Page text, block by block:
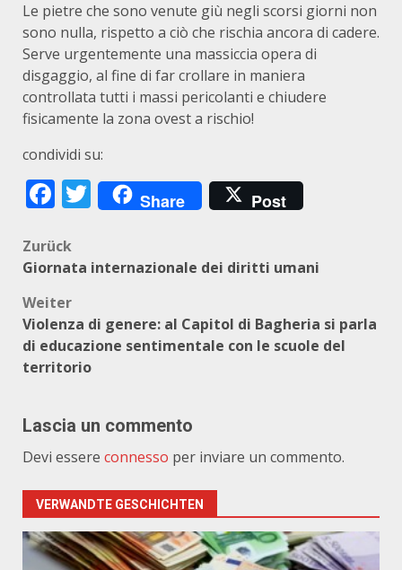
Le pietre che sono venute giù negli scorsi giorni non
sono nulla, rispetto a ciò che rischia ancora di cadere.
Serve urgentemente una massiccia opera di
disgaggio, al fine di far crollare in maniera
controllata tutti i massi pericolanti e chiudere
fisicamente la zona ovest a rischio!
condividi su:
Facebook
Twitter
Share Post
Beitragsnavigation
Zurück
Giornata internazionale dei diritti umani
Weiter
Violenza di genere: al Capitol di Bagheria si parla
di educazione sentimentale con le scuole del
territorio
Lascia un commento
Devi essere connesso per inviare un commento.
VERWANDTE GESCHICHTEN